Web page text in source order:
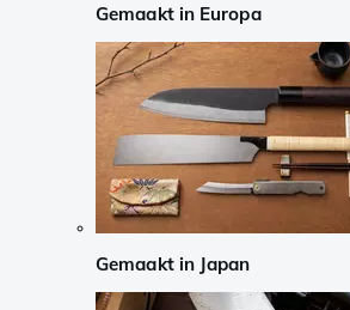
Gemaakt in Europa
Gemaakt in Japan